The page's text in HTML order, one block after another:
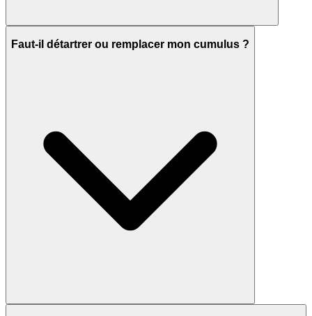
Faut-il détartrer ou remplacer mon cumulus ?